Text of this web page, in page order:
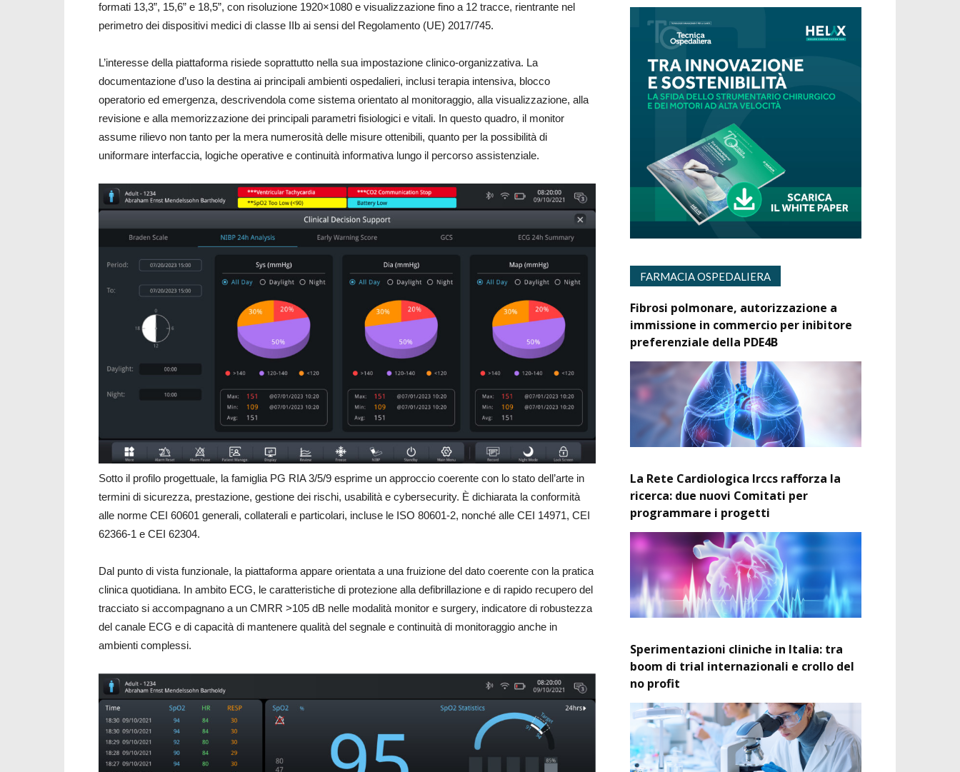
formati 13,3”, 15,6” e 18,5”, con risoluzione 1920×1080 e visualizzazione fino a 12 tracce, rientrante nel
perimetro dei dispositivi medici di classe IIb ai sensi del Regolamento (UE) 2017/745.
L’interesse della piattaforma risiede soprattutto nella sua impostazione clinico-organizzativa. La
documentazione d’uso la destina ai principali ambienti ospedalieri, inclusi terapia intensiva, blocco
operatorio ed emergenza, descrivendola come sistema orientato al monitoraggio, alla visualizzazione, alla
revisione e alla memorizzazione dei principali parametri fisiologici e vitali. In questo quadro, il monitor
assume rilievo non tanto per la mera numerosità delle misure ottenibili, quanto per la possibilità di
uniformare interfaccia, logiche operative e continuità informativa lungo il percorso assistenziale.
Sotto il profilo progettuale, la famiglia PG RIA 3/5/9 esprime un approccio coerente con lo stato dell’arte in
termini di sicurezza, prestazione, gestione dei rischi, usabilità e cybersecurity. È dichiarata la conformità
alle norme CEI 60601 generali, collaterali e particolari, incluse le ISO 80601-2, nonché alle CEI 14971, CEI
62366-1 e CEI 62304.
Dal punto di vista funzionale, la piattaforma appare orientata a una fruizione del dato coerente con la pratica
clinica quotidiana. In ambito ECG, le caratteristiche di protezione alla defibrillazione e di rapido recupero del
tracciato si accompagnano a un CMRR >105 dB nelle modalità monitor e surgery, indicatore di robustezza
del canale ECG e di capacità di mantenere qualità del segnale e continuità di monitoraggio anche in
ambienti complessi.
FARMACIA OSPEDALIERA
Fibrosi polmonare, autorizzazione a
immissione in commercio per inibitore
preferenziale della PDE4B
La Rete Cardiologica Irccs rafforza la
ricerca: due nuovi Comitati per
programmare i progetti
Sperimentazioni cliniche in Italia: tra
boom di trial internazionali e crollo del
no profit